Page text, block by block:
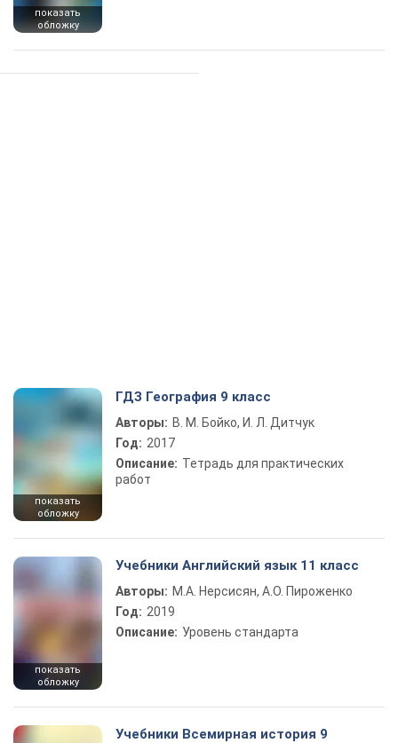
показать
обложку
показать
обложку
ГДЗ География 9 класс
Авторы: В. М. Бойко, И. Л. Дитчук
Год: 2017
Описание: Тетрадь для практических
работ
показать
обложку
Учебники Английский язык 11 класс
Авторы: М.А. Нерсисян, А.О. Пироженко
Год: 2019
Описание: Уровень стандарта
Учебники Всемирная история 9